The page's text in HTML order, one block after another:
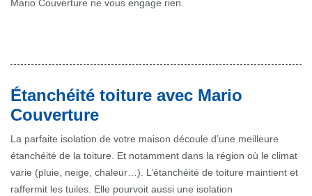
Mario Couverture ne vous engage rien.
Étanchéité toiture avec Mario
Couverture
La parfaite isolation de votre maison découle d’une meilleure
étanchéité de la toiture. Et notamment dans la région où le climat
varie (pluie, neige, chaleur…). L’étanchéité de toiture maintient et
raffermit les tuiles. Elle pourvoit aussi une isolation